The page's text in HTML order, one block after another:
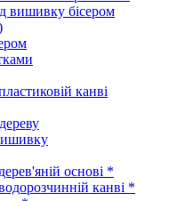
вишивку бісером
канві
основі *
канві *